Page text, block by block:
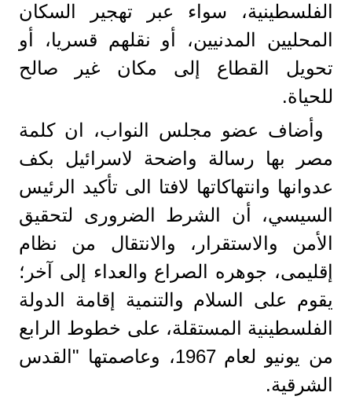
الفلسطينية، سواء عبر تهجير السكان
المحليين المدنيين، أو نقلهم قسريا، أو
تحويل القطاع إلى مكان غير صالح
للحياة.
وأضاف عضو مجلس النواب، ان كلمة
مصر بها رسالة واضحة لاسرائيل بكف
عدوانها وانتهاكاتها لافتا الى تأكيد الرئيس
السيسي، أن الشرط الضرورى لتحقيق
الأمن والاستقرار، والانتقال من نظام
إقليمى، جوهره الصراع والعداء إلى آخر؛
يقوم على السلام والتنمية إقامة الدولة
الفلسطينية المستقلة، على خطوط الرابع
من يونيو لعام 1967، وعاصمتها "القدس
الشرقية.